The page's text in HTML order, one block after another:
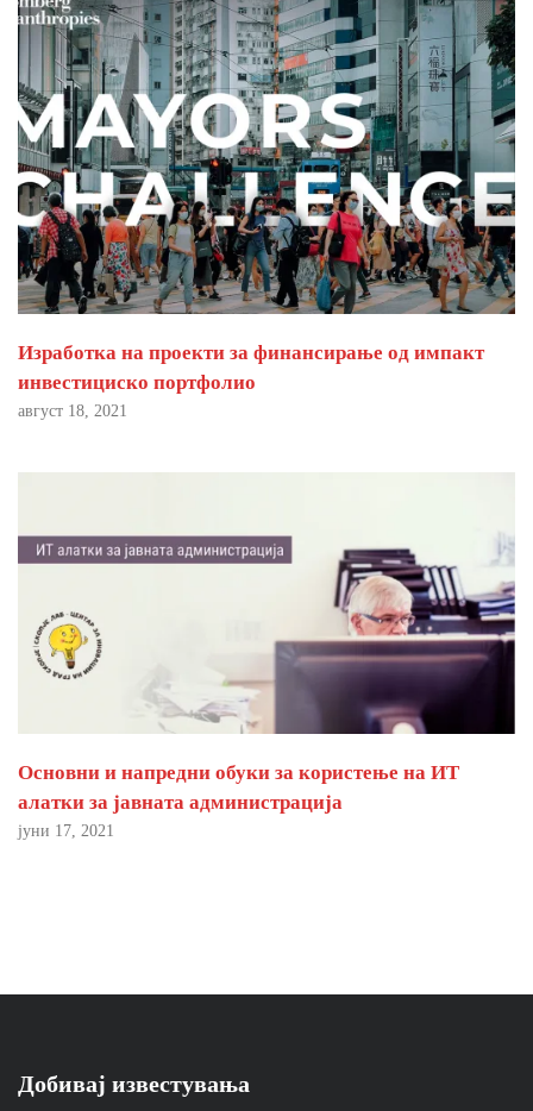
Изработка на проекти за финансирање од импакт
инвестициско портфолио
август 18, 2021
Основни и напредни обуки за користење на ИТ
алатки за јавната администрација
јуни 17, 2021
Добивај известувања